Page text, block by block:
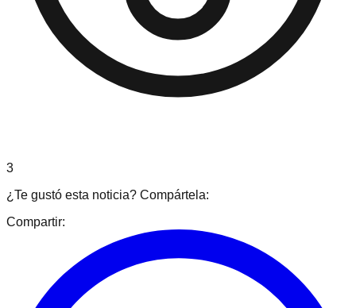
3
¿Te gustó esta noticia? Compártela:
Compartir: